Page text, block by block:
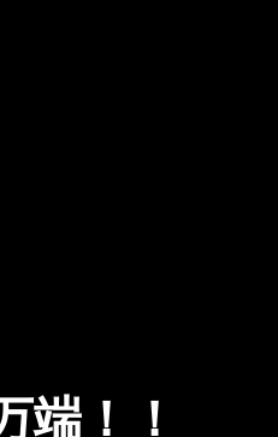
端！！